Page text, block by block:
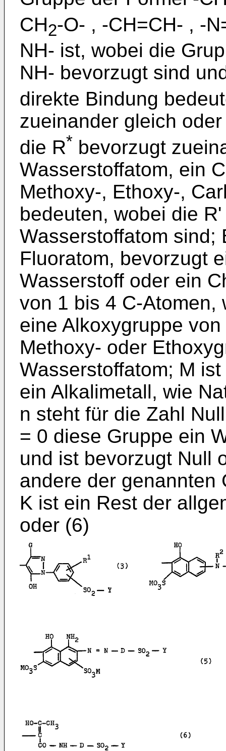
CH2-O- , -CH=CH- , -
NH- ist, wobei die
NH- bevorzugt sind
direkte Bindung
zueinander gleich
die R* bevorzugt
Wasserstoffatom, ein
Methoxy-, Ethoxy-,
bedeuten, wobei die
Wasserstoffatom sind;
Fluoratom, bevorzugt
Wasserstoff oder ein
von 1 bis 4 C-Atomen,
eine Alkoxygruppe
Methoxy- oder
Wasserstoffatom; M
ein Alkalimetall, wie
n steht für die Zahl
= 0 diese Gruppe ein
und ist bevorzugt Null
andere der genannten
K ist ein Rest der
oder (6)